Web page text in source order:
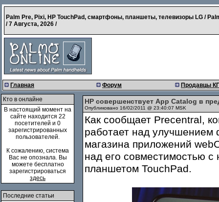
Palm Pre, Pixi, HP TouchPad, смартфоны, планшеты, телевизоры LG /
/7 Августа, 2026 /
Главная Форум Продавцы
Кто в онлайне
В настоящий момент на
сайте находится 22
посетителей и 0
зарегистрированных
пользователей.
К сожалению, система
Вас не опознала. Вы
можете бесплатно
зарегистрироваться
здесь
Последние статьи
HP совершенствует App Catalog в
Опубликовано 16/02/2011 @ 23:40:07 MSK
Как сообщает Precentral,
работает над улучшением
магазина приложений
над его совместимостью
планшетом TouchPad.